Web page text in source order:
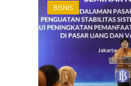
BISNIS